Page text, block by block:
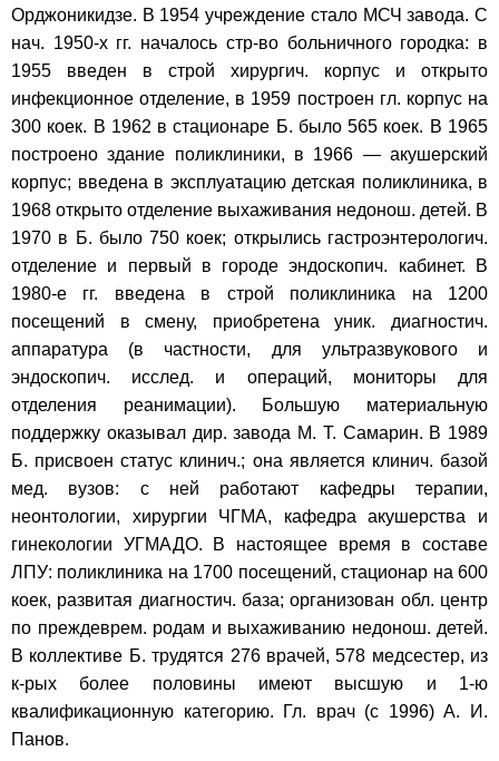
Орджоникидзе. В 1954 учреждение стало МСЧ завода. С
нач. 1950-х гг. началось стр-во больничного городка: в
1955 введен в строй хирургич. корпус и открыто
инфекционное отделение, в 1959 построен гл. корпус на
300 коек. В 1962 в стационаре Б. было 565 коек. В 1965
построено здание поликлиники, в 1966 — акушерский
корпус; введена в эксплуатацию детская поликлиника, в
1968 открыто отделение выхаживания недонош. детей. В
1970 в Б. было 750 коек; открылись гастроэнтерологич.
отделение и первый в городе эндоскопич. кабинет. В
1980-е гг. введена в строй поликлиника на 1200
посещений в смену, приобретена уник. диагностич.
аппаратура (в частности, для ультразвукового и
эндоскопич. исслед. и операций, мониторы для
отделения реанимации). Большую материальную
поддержку оказывал дир. завода М. Т. Самарин. В 1989
Б. присвоен статус клинич.; она является клинич. базой
мед. вузов: с ней работают кафедры терапии,
неонтологии, хирургии ЧГМА, кафедра акушерства и
гинекологии УГМАДО. В настоящее время в составе
ЛПУ: поликлиника на 1700 посещений, стационар на 600
коек, развитая диагностич. база; организован обл. центр
по преждеврем. родам и выхаживанию недонош. детей.
В коллективе Б. трудятся 276 врачей, 578 медсестер, из
к-рых более половины имеют высшую и 1-ю
квалификационную категорию. Гл. врач (с 1996) А. И.
Панов.